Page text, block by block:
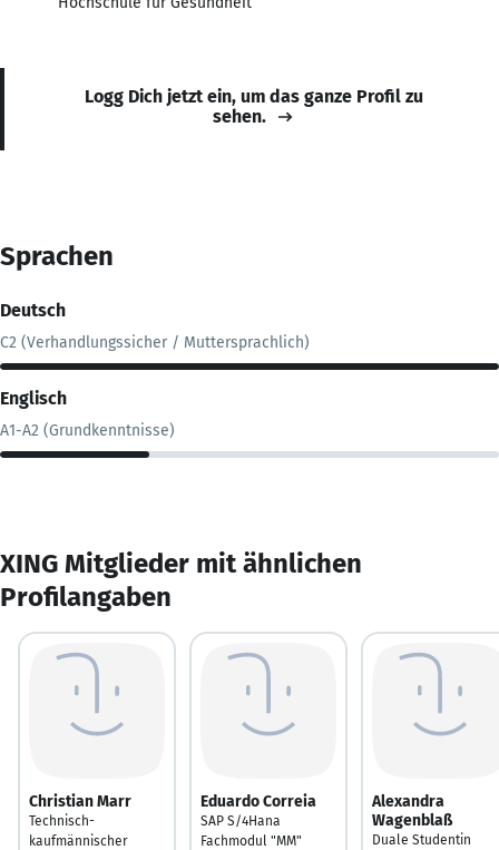
Logg Dich jetzt ein, um das ganze Profil zu
sehen.
Sprachen
Deutsch
C2 (Verhandlungssicher / Muttersprachlich)
Englisch
A1-A2 (Grundkenntnisse)
XING Mitglieder mit ähnlichen
Profilangaben
Christian Marr
Technisch-
kaufmännischer
Eduardo Correia
SAP S/4Hana
Fachmodul "MM"
Alexandra
Wagenblaß
Duale Studentin